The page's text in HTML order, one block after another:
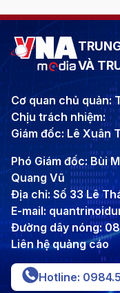
VÀ
Cơ quan chủ quản:
Chịu trách nhiệm:
Giám đốc: Lê Xuân
Phó Giám đốc: Bùi
Quang Vũ
Địa chỉ: Số 33 Lê
E-mail:
Đường dây nóng:
Liên hệ quảng cáo
Hotline: